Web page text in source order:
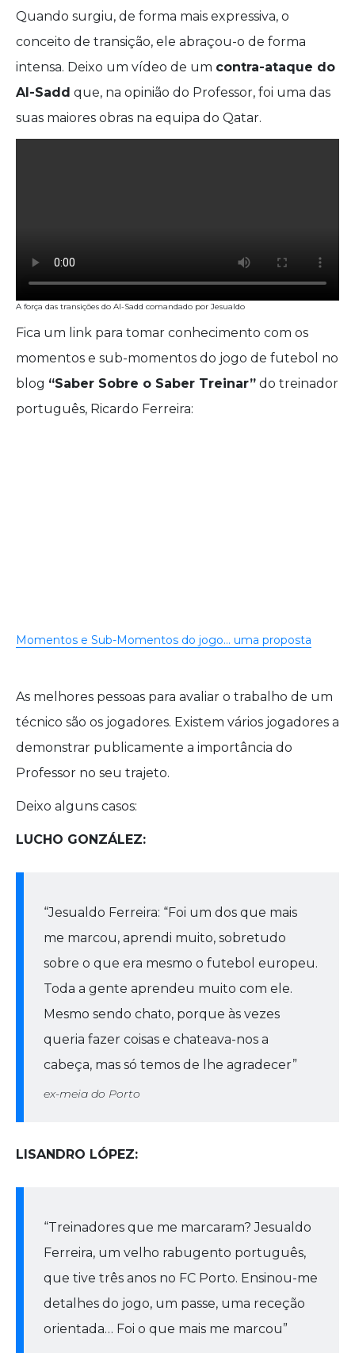
Quando surgiu, de forma mais expressiva, o
conceito de transição, ele abraçou-o de forma
intensa. Deixo um vídeo de um contra-ataque do
Al-Sadd que, na opinião do Professor, foi uma das
suas maiores obras na equipa do Qatar.
A força das transições do Al-Sadd comandado por Jesualdo
Fica um link para tomar conhecimento com os
momentos e sub-momentos do jogo de futebol no
blog “Saber Sobre o Saber Treinar” do treinador
português, Ricardo Ferreira:
Momentos e Sub-Momentos do jogo… uma proposta
As melhores pessoas para avaliar o trabalho de um
técnico são os jogadores. Existem vários jogadores a
demonstrar publicamente a importância do
Professor no seu trajeto.
Deixo alguns casos:
LUCHO GONZÁLEZ:
“Jesualdo Ferreira: “Foi um dos que mais
me marcou, aprendi muito, sobretudo
sobre o que era mesmo o futebol europeu.
Toda a gente aprendeu muito com ele.
Mesmo sendo chato, porque às vezes
queria fazer coisas e chateava-nos a
cabeça, mas só temos de lhe agradecer”
ex-meia do Porto
LISANDRO LÓPEZ:
“Treinadores que me marcaram? Jesualdo
Ferreira, um velho rabugento português,
que tive três anos no FC Porto. Ensinou-me
detalhes do jogo, um passe, uma receção
orientada… Foi o que mais me marcou”